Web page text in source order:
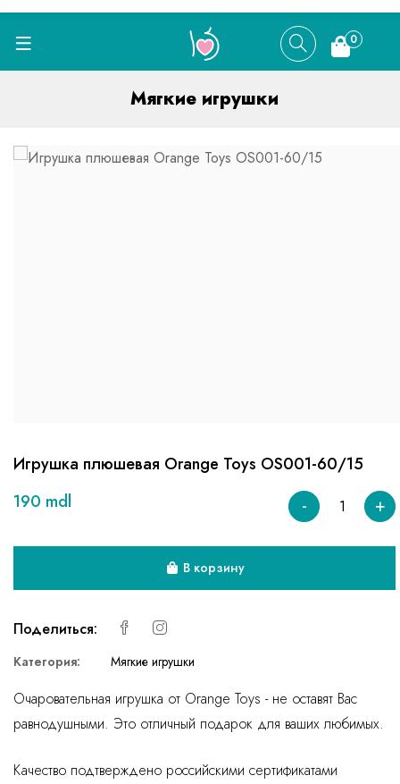
0
Мягкие игрушки
Игрушка плюшевая Orange Toys OS001-60/15
190 mdl
- +
В корзину
Поделиться:
Категория: Мягкие игрушки
Очаровательная игрушка от Orange Toys - не оставят Вас
равнодушными. Это отличный подарок для ваших любимых.
Качество подтверждено российскими сертификатами